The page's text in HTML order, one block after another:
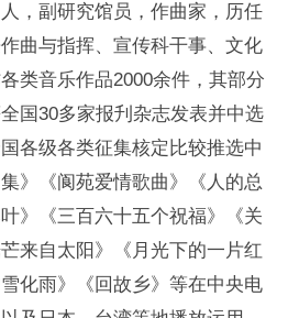
，副研究馆员，作曲家，历任
曲与指挥、宣传科干事、文化
类音乐作品2000余件，其部分
国30多家报刋杂志发表并中选
各级各类征集核定比较推选中
》《阆苑爱情歌曲》《人的总
》《三百六十五个祝福》《关
来自太阳》《月光下的一片红
化雨》《回故乡》等在中央电